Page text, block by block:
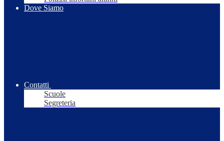
Dove Siamo
Contatti
Scuole
Segreteria